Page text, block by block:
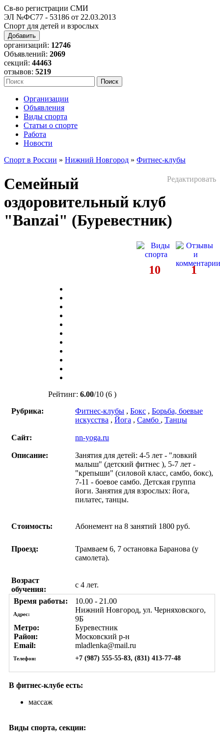
Св-во регистрации СМИ
ЭЛ №ФС77 - 53186 от 22.03.2013
Спорт для детей и взрослых
Добавить
организаций: 12746
Объявлений: 2069
секций: 44463
отзывов: 5219
Организации
Объявления
Виды спорта
Статьи о спорте
Работа
Новости
Спорт в России » Нижний Новгород » Фитнес-клубы
Редактировать
Семейный
оздоровительный клуб
"Banzai" (Буревестник)
1
10
Рейтинг: 6.00/10 (6 )
Рубрика:
Фитнес-клубы , Бокс , Борьба, боевые
искусства , Йога , Самбо , Танцы
Сайт: nn-yoga.ru
Описание:
Занятия для детей: 4-5 лет - "ловкий
малыш" (детский фитнес ), 5-7 лет -
"крепыши" (силовой класс, самбо, бокс),
7-11 - боевое самбо. Детская группа
йоги. Занятия для взрослых: йога,
пилатес, танцы.
Стоимость: Абонемент на 8 занятий 1800 руб.
Проезд:
Трамваем 6, 7 остановка Баранова (у
самолета).
Возраст
обучения:
с 4 лет.
Время работы:
10.00 - 21.00
Адрес:
Нижний Новгород, ул. Черняховского,
9Б
Метро:
Буревестник
Район:
Московский р-н
Email:
mladlenka@mail.ru
Телефон: +7 (987) 555-55-83, (831) 413-77-48
В фитнес-клубе есть:
массаж
Виды спорта, секции: